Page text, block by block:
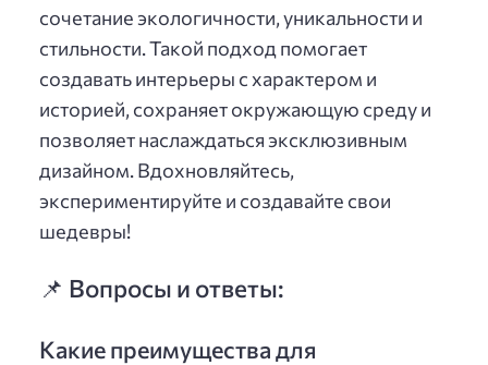
сочетание экологичности, уникальности и
стильности. Такой подход помогает
создавать интерьеры с характером и
историей, сохраняет окружающую среду и
позволяет наслаждаться эксклюзивным
дизайном. Вдохновляйтесь,
экспериментируйте и создавайте свои
шедевры!
📌 Вопросы и ответы:
Какие преимущества для